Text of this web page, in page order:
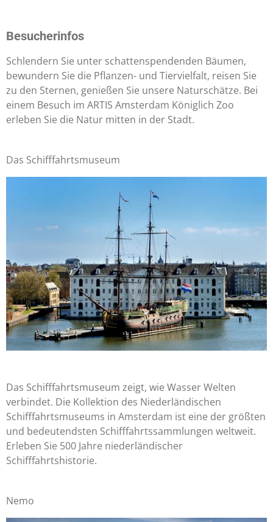
Besucherinfos
Schlendern Sie unter schattenspendenden Bäumen,
bewundern Sie die Pflanzen- und Tiervielfalt, reisen Sie
zu den Sternen, genießen Sie unsere Naturschätze. Bei
einem Besuch im ARTIS Amsterdam Königlich Zoo
erleben Sie die Natur mitten in der Stadt.
Das Schifffahrtsmuseum
Das Schifffahrtsmuseum zeigt, wie Wasser Welten
verbindet. Die Kollektion des Niederländischen
Schifffahrtsmuseums in Amsterdam ist eine der größten
und bedeutendsten Schifffahrtssammlungen weltweit.
Erleben Sie 500 Jahre niederländischer
Schifffahrtshistorie.
Nemo